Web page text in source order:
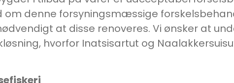
denne forsyningsmæssige
at disse renoveres. Vi ønsker at
hvorfor Inatsisartut og